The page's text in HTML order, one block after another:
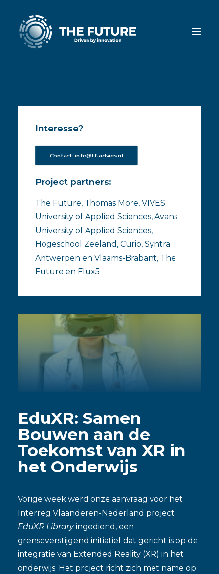
Interesse?
Contact: info@tf-advies.nl
Project partners:
The Future, Thomas More, VIVES
University of Applied Sciences, Avans
University of Applied Sciences,
Hogeschool Zeeland, Curio, Syntra
Antwerpen en Vlaams-Brabant, The
Future en Flux5
EduXR: Samen
Bouwen aan de
Toekomst van XR in
het Onderwijs
Vorige week werd onze aanvraag voor het
Interreg Vlaanderen-Nederland project
EduXR Libraryingediend, een
grensoverstijgend initiatief dat gericht is op de
integratie van Extended Reality (XR) in het
onderwijs. Het project richt zich met name op